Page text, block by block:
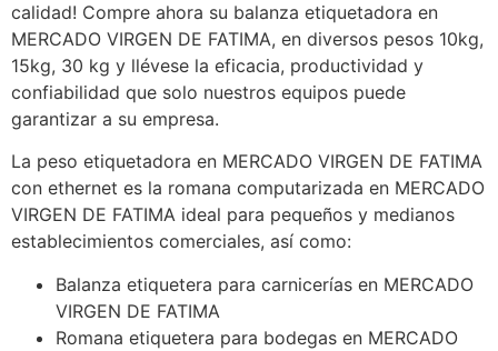
calidad! Compre ahora su balanza etiquetadora en
MERCADO VIRGEN DE FATIMA, en diversos pesos 10kg,
15kg, 30 kg y llévese la eficacia, productividad y
confiabilidad que solo nuestros equipos puede
garantizar a su empresa.
La peso etiquetadora en MERCADO VIRGEN DE FATIMA
con ethernet es la romana computarizada en MERCADO
VIRGEN DE FATIMA ideal para pequeños y medianos
establecimientos comerciales, así como:
Balanza etiquetera para carnicerías en MERCADO
VIRGEN DE FATIMA
Romana etiquetera para bodegas en MERCADO